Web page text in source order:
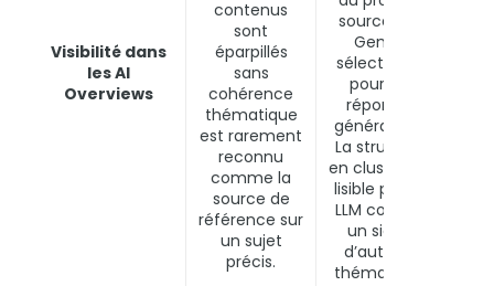
Visibilité dans
les AI
Overviews
contenus
sont
éparpillés
sans
cohérence
thématique
est rarement
reconnu
comme la
source de
référence sur
un sujet
précis.
source que
Gemini
sélectionne
pour ses
réponses
génératives.
La structure
en cluster est
lisible par les
LLM comme
un signal
d’autorité
thématique.